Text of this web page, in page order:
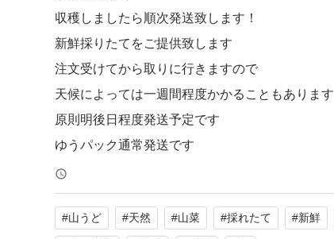
収穫しましたら順次発送致します！
新鮮採りたてをご提供致します
注文受けてから取りに行きますので
天候によっては一週間程度かかることもあります
原則明後日程度発送予定です
ゆうパック通常発送です
クール便発送ではありません
大きさや太さはバラバラになります。
#山うど #天然 #山菜 #採れたて #新鮮